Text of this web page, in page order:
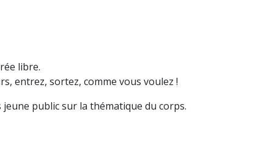
libre.
entrez, sortez, comme vous voulez !
public sur la thématique du corps.